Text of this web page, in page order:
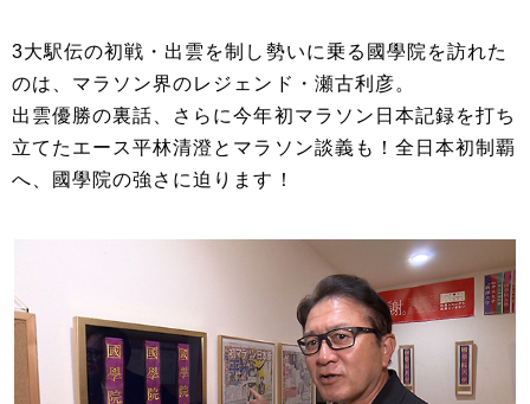
3大駅伝の初戦・出雲を制し勢いに乗る國學院を訪れた
のは、マラソン界のレジェンド・瀬古利彦。
出雲優勝の裏話、さらに今年初マラソン日本記録を打ち
立てたエース平林清澄とマラソン談義も！全日本初制覇
へ、國學院の強さに迫ります！